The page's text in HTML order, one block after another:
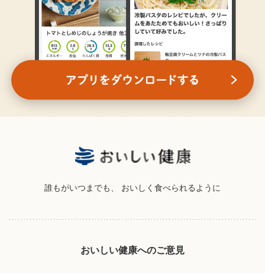
誰もがいつまでも、 おいしく食べられるように
おいしい健康へのご意見